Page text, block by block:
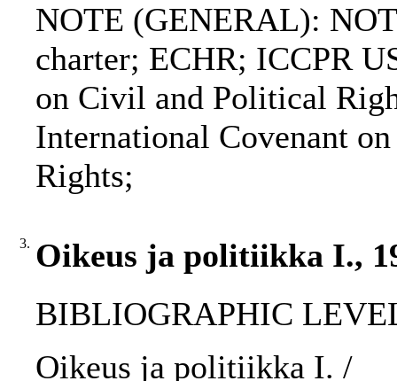
NOTE (GENERAL):
charter; ECHR; ICCPR
on Civil and Political
International Covenant
Rights;
3. Oikeus ja politiikka I.,
BIBLIOGRAPHIC
Oikeus ja politiikka I. /